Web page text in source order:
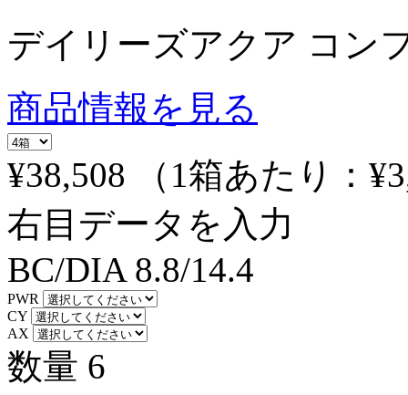
デイリーズアクア コン
商品情報を見る
¥38,508
（1箱あたり：
右目データを入力
BC/DIA 8.8/14.4
PWR
CY
AX
数量 6